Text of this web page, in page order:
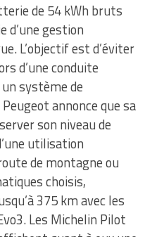
de 54 kWh bruts
d’une gestion
L’objectif est d’éviter
d’une conduite
système de
annonce que sa
son niveau de
utilisation
de montagne ou
choisis,
375 km avec les
Les Michelin Pilot